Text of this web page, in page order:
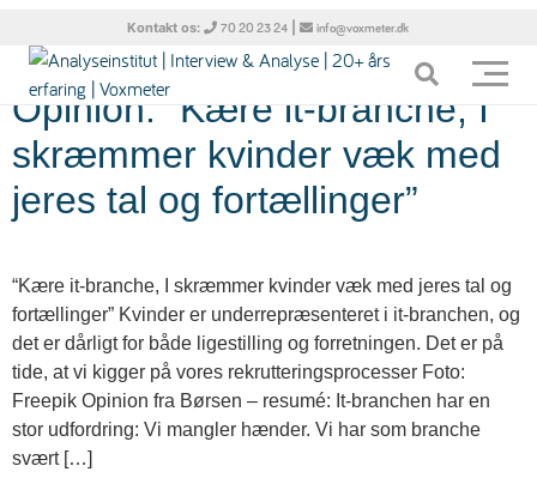
Kontakt os: 70 20 23 24 | info@voxmeter.dk
Tag: mænd
Opinion: “Kære it-branche, I
skræmmer kvinder væk med
jeres tal og fortæl­linger”
“Kære it-branche, I skræmmer kvinder væk med jeres tal og
fortæl­linger” Kvinder er underrepræsenteret i it-branchen, og
det er dårligt for både ligestilling og forretningen. Det er på
tide, at vi kigger på vores rekrutteringsprocesser Foto:
Freepik Opinion fra Børsen – resumé: It-branchen har en
stor udfordring: Vi mangler hænder. Vi har som branche
svært […]